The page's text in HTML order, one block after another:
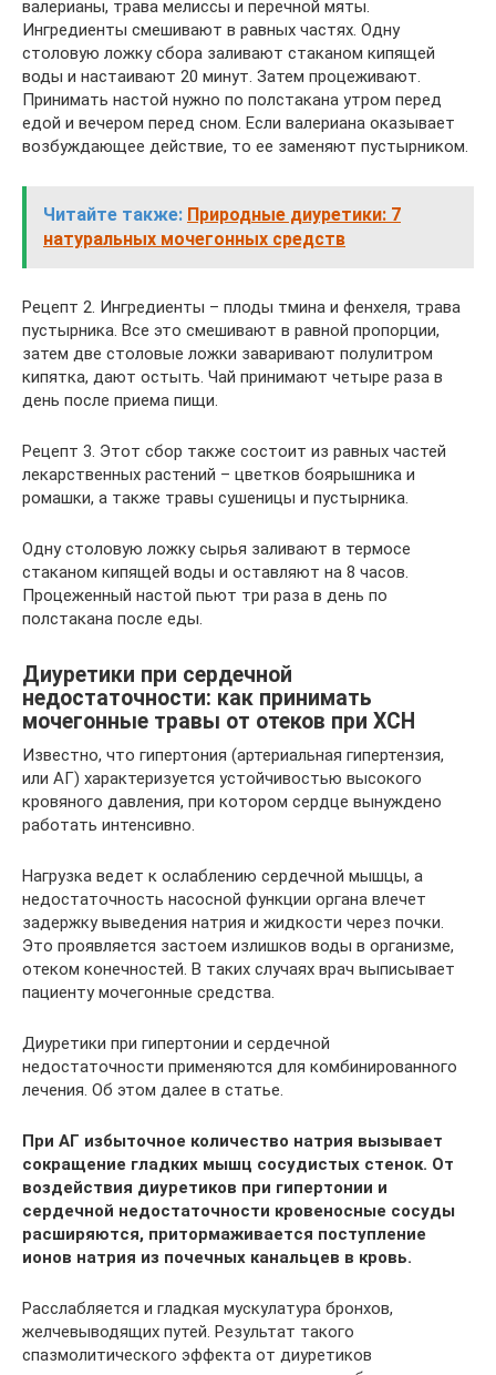
валерианы, трава мелиссы и перечной мяты.
Ингредиенты смешивают в равных частях. Одну
столовую ложку сбора заливают стаканом кипящей
воды и настаивают 20 минут. Затем процеживают.
Принимать настой нужно по полстакана утром перед
едой и вечером перед сном. Если валериана оказывает
возбуждающее действие, то ее заменяют пустырником.
Читайте также: Природные диуретики: 7
натуральных мочегонных средств
Рецепт 2. Ингредиенты – плоды тмина и фенхеля, трава
пустырника. Все это смешивают в равной пропорции,
затем две столовые ложки заваривают полулитром
кипятка, дают остыть. Чай принимают четыре раза в
день после приема пищи.
Рецепт 3. Этот сбор также состоит из равных частей
лекарственных растений – цветков боярышника и
ромашки, а также травы сушеницы и пустырника.
Одну столовую ложку сырья заливают в термосе
стаканом кипящей воды и оставляют на 8 часов.
Процеженный настой пьют три раза в день по
полстакана после еды.
Диуретики при сердечной
недостаточности: как принимать
мочегонные травы от отеков при ХСН
Известно, что гипертония (артериальная гипертензия,
или АГ) характеризуется устойчивостью высокого
кровяного давления, при котором сердце вынуждено
работать интенсивно.
Нагрузка ведет к ослаблению сердечной мышцы, а
недостаточность насосной функции органа влечет
задержку выведения натрия и жидкости через почки.
Это проявляется застоем излишков воды в организме,
отеком конечностей. В таких случаях врач выписывает
пациенту мочегонные средства.
Диуретики при гипертонии и сердечной
недостаточности применяются для комбинированного
лечения. Об этом далее в статье.
При АГ избыточное количество натрия вызывает
сокращение гладких мышц сосудистых стенок. От
воздействия диуретиков при гипертонии и
сердечной недостаточности кровеносные сосуды
расширяются, притормаживается поступление
ионов натрия из почечных канальцев в кровь.
Расслабляется и гладкая мускулатура бронхов,
желчевыводящих путей. Результат такого
спазмолитического эффекта от диуретиков